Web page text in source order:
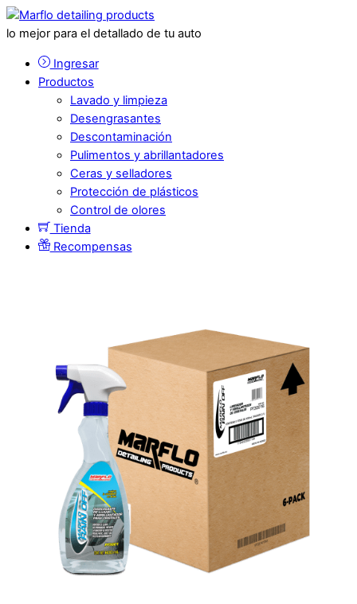
lo mejor para el detallado de tu auto
Ingresar
Productos
Lavado y limpieza
Desengrasantes
Descontaminación
Pulimentos y abrillantadores
Ceras y selladores
Protección de plásticos
Control de olores
Tienda
Recompensas